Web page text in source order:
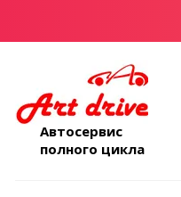
Автосервис
полного цикла